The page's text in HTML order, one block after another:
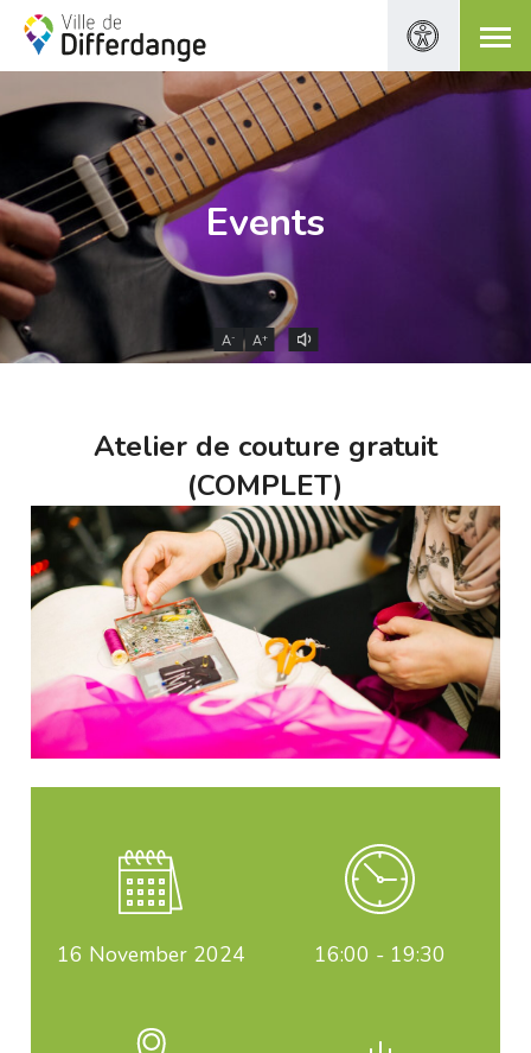
Events
A- A+
Atelier de couture gratuit
(COMPLET)
16 November 2024 16:00 - 19:30